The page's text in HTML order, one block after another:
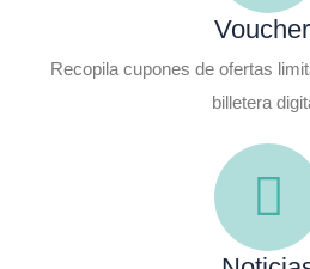
Recopila cupones de ofertas
billetera